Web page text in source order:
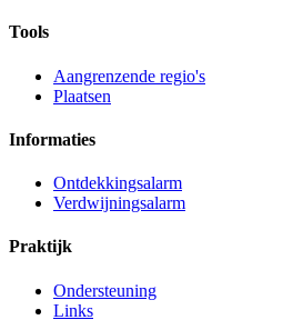
Tools
Aangrenzende regio's
Plaatsen
Informaties
Ontdekkingsalarm
Verdwijningsalarm
Praktijk
Ondersteuning
Links